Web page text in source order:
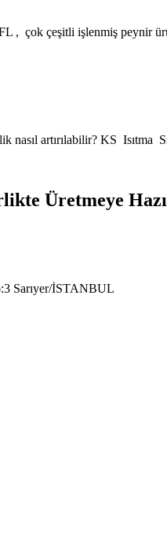
, çok çeşitli işlenmiş peynir
artırılabilir? KS Isıtma
Üretmeye
Sarıyer/İSTANBUL